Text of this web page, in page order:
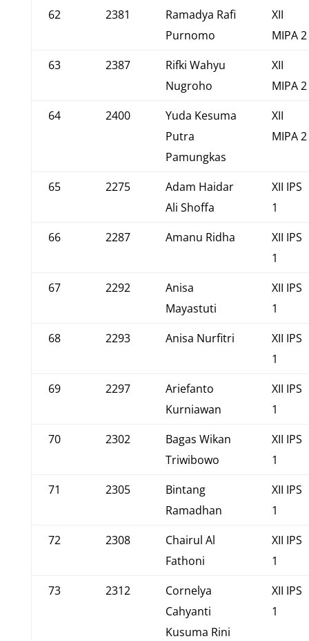
62 2381
Ramadya Rafi
Purnomo
XII
MIPA 2
63
2387
Rifki Wahyu
Nugroho
XII
MIPA 2
64
2400
Yuda Kesuma
Putra
Pamungkas
XII
MIPA 2
65 2275
Adam Haidar
Ali Shoffa
XII IPS
1
66
2287 Amanu Ridha
XII IPS
1
67
2292
Anisa
Mayastuti
XII IPS
1
68
2293 Anisa Nurfitri
XII IPS
1
69
2297
Ariefanto
Kurniawan
XII IPS
1
70
2302
Bagas Wikan
Triwibowo
XII IPS
1
71
2305
Bintang
Ramadhan
XII IPS
1
72
2308
Chairul Al
Fathoni
XII IPS
1
73
2312
Cornelya
Cahyanti
Kusuma Rini
XII IPS
1